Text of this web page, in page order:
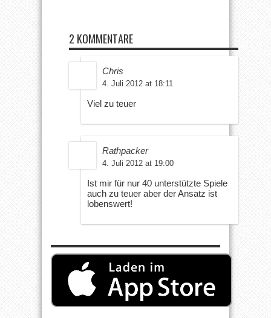
2 KOMMENTARE
Chris
4. Juli 2012 at 18:11
Viel zu teuer
Rathpacker
4. Juli 2012 at 19:00
Ist mir für nur 40 unterstützte Spiele
auch zu teuer aber der Ansatz ist
lobenswert!